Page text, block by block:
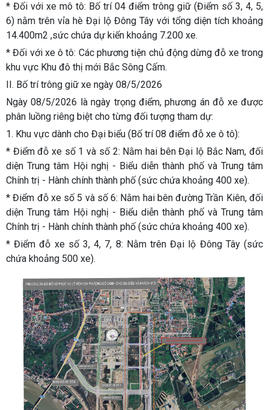
* Đối với xe mô tô: Bố trí 04 điểm trông giữ (Điểm số 3, 4, 5,
6) nằm trên vỉa hè Đại lộ Đông Tây với tổng diện tích khoảng
14.400m2 ,sức chứa dự kiến khoảng 7.200 xe.
* Đối với xe ô tô: Các phương tiện chủ động dừng đỗ xe trong
khu vực Khu đô thị mới Bắc Sông Cấm.
II. Bố trí trông giữ xe ngày 08/5/2026
Ngày 08/5/2026 là ngày trọng điểm, phương án đỗ xe được
phân luồng riêng biệt cho từng đối tượng tham dự:
1. Khu vực dành cho Đại biểu (Bố trí 08 điểm đỗ xe ô tô):
* Điểm đỗ xe số 1 và số 2: Nằm hai bên Đại lộ Bắc Nam, đối
diện Trung tâm Hội nghị - Biểu diễn thành phố và Trung tâm
Chính trị - Hành chính thành phố (sức chứa khoảng 400 xe).
* Điểm đỗ xe số 5 và số 6: Nằm hai bên đường Trần Kiên, đối
diện Trung tâm Hội nghị - Biểu diễn thành phố và Trung tâm
Chính trị - Hành chính thành phố (sức chứa khoảng 400 xe).
* Điểm đỗ xe số 3, 4, 7, 8: Nằm trên Đại lộ Đông Tây (sức
chứa khoảng 500 xe).